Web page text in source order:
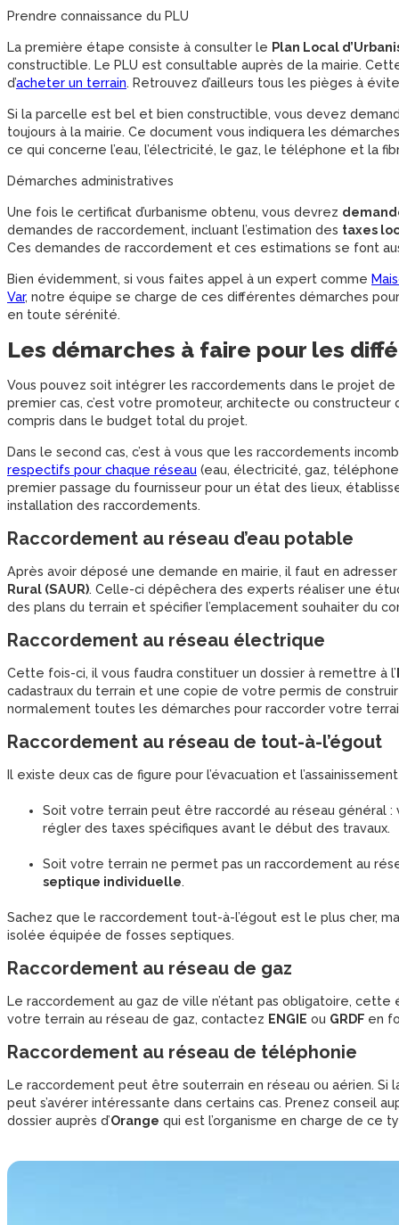
Prendre connaissance du PLU
La première étape consiste à consulter le Plan Local
constructible. Le PLU est consultable auprès de la mairie.
d’acheter un terrain. Retrouvez d’ailleurs tous les pièges à
Si la parcelle est bel et bien constructible, vous devez
toujours à la mairie. Ce document vous indiquera les
ce qui concerne l’eau, l’électricité, le gaz, le téléphone et la
Démarches administratives
Une fois le certificat d’urbanisme obtenu, vous devrez
demandes de raccordement, incluant l’estimation des taxes
Ces demandes de raccordement et ces estimations se font
Bien évidemment, si vous faites appel à un expert comme
Var, notre équipe se charge de ces différentes démarches
en toute sérénité.
Les démarches à faire pour les
Vous pouvez soit intégrer les raccordements dans le projet
premier cas, c’est votre promoteur, architecte ou
compris dans le budget total du projet.
Dans le second cas, c’est à vous que les raccordements
respectifs pour chaque réseau (eau, électricité, gaz,
premier passage du fournisseur pour un état des lieux,
installation des raccordements.
Raccordement au réseau d’eau potable
Après avoir déposé une demande en mairie, il faut en
Rural (SAUR). Celle-ci dépêchera des experts réaliser une
des plans du terrain et spécifier l’emplacement souhaiter du
Raccordement au réseau électrique
Cette fois-ci, il vous faudra constituer un dossier à remettre à l’
cadastraux du terrain et une copie de votre permis de
normalement toutes les démarches pour raccorder votre
Raccordement au réseau de tout-à-l’égout
Il existe deux cas de figure pour l’évacuation et
Soit votre terrain peut être raccordé au réseau général
régler des taxes spécifiques avant le début des travaux.
Soit votre terrain ne permet pas un raccordement au
septique individuelle.
Sachez que le raccordement tout-à-l’égout est le plus cher,
isolée équipée de fosses septiques.
Raccordement au réseau de gaz
Le raccordement au gaz de ville n’étant pas obligatoire,
votre terrain au réseau de gaz, contactez ENGIE ou GRDF en
Raccordement au réseau de téléphonie
Le raccordement peut être souterrain en réseau ou aérien. Si
peut s’avérer intéressante dans certains cas. Prenez conseil
dossier auprès d’Orange qui est l’organisme en charge de ce